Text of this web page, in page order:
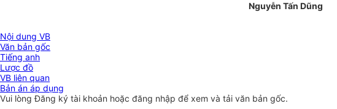
Nguyễn Tấn Dũng
Nội dung VB
Văn bản gốc
Tiếng anh
Lược đồ
VB liên quan
Bản án áp dụng
Vui lòngĐăng ký tài khoản hoặc đăng nhập để xem và tải văn bản gốc.